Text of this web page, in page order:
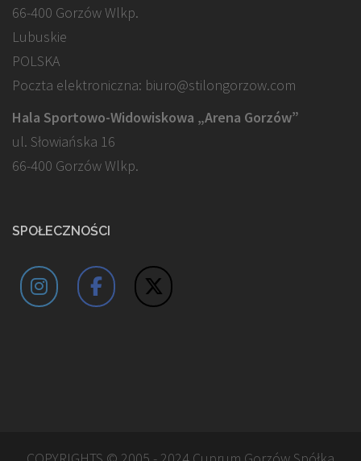
66-400 Gorzów Wlkp.
Lubuskie
POLSKA
Poczta elektroniczna: biuro@stilongorzow.com
Hala Sportowo-Widowiskowa „Arena Gorzów”
ul. Słowiańska 16
66-400 Gorzów Wlkp.
SPOŁECZNOŚCI